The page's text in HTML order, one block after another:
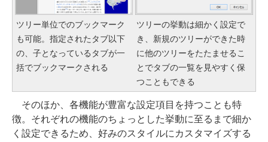
ツリー単位でのブックマーク
も可能。指定されたタブ以下
の、子となっているタブが一
括でブックマークされる
ツリーの挙動は細かく設定で
き、新規のツリーができた時
に他のツリーをたたませるこ
とでタブの一覧を見やすく保
つこともできる
そのほか、各機能が豊富な設定項目を持つことも特
徴。それぞれの機能のちょっとした挙動に至るまで細か
く設定できるため、好みのスタイルにカスタマイズする